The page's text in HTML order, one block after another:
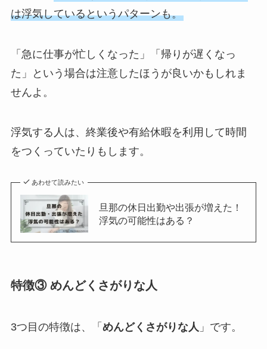
は浮気しているというパターンも。
「急に仕事が忙しくなった」「帰りが遅くなっ
た」という場合は注意したほうが良いかもしれま
せんよ。
浮気する人は、終業後や有給休暇を利用して時間
をつくっていたりもします。
あわせて読みたい
旦那の休日出勤や出張が増えた！
浮気の可能性はある？
特徴③ めんどくさがりな人
3つ目の特徴は、「 めんどくさがりな人 」です。